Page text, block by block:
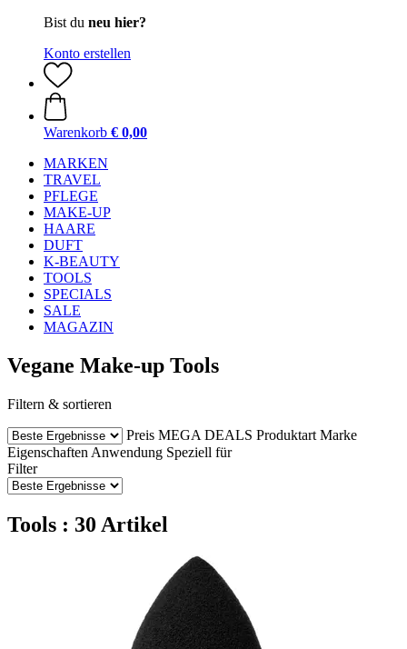
Bist du neu hier?
Konto erstellen
Warenkorb € 0,00
MARKEN
TRAVEL
PFLEGE
MAKE-UP
HAARE
DUFT
K-BEAUTY
TOOLS
SPECIALS
SALE
MAGAZIN
Vegane Make-up Tools
Filtern & sortieren
Preis MEGA DEALS Produktart Marke
Eigenschaften Anwendung Speziell für
Filter
Tools : 30 Artikel